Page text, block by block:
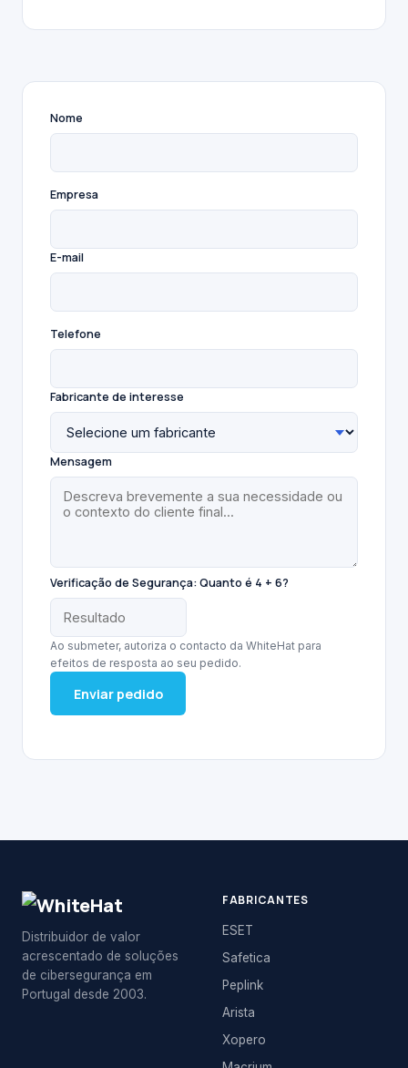
Nome
Empresa
E-mail
Telefone
Fabricante de interesse
Mensagem
Verificação de Segurança:Quanto é 4 + 6?
Ao submeter, autoriza o contacto da WhiteHat para
efeitos de resposta ao seu pedido.
Enviar pedido
Distribuidor de valor
acrescentado de soluções
de cibersegurança em
Portugal desde 2003.
FABRICANTES
ESET
Safetica
Peplink
Arista
Xopero